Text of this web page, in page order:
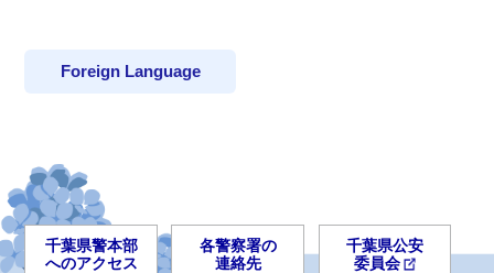
Foreign Language
千葉県警本部
へのアクセス
各警察署の
連絡先
千葉県公安
委員会